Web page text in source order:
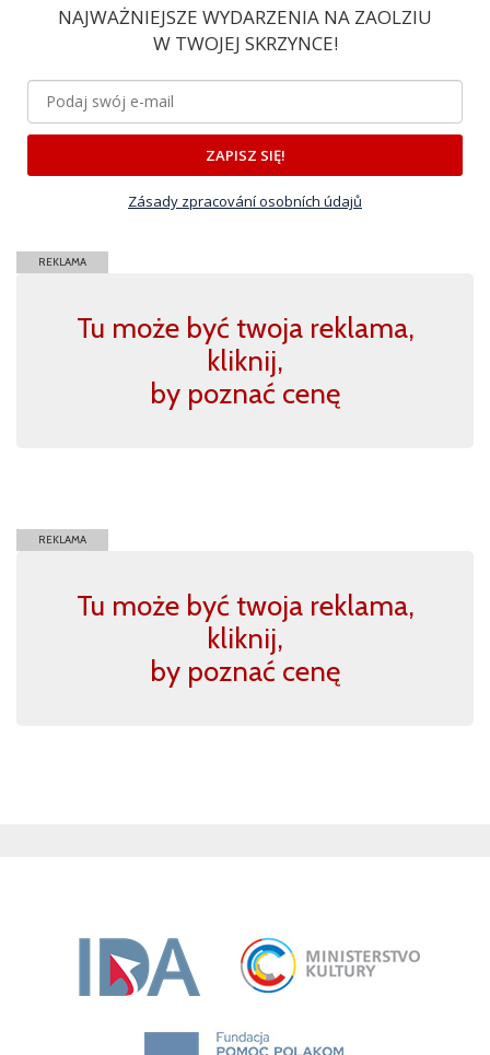
NAJWAŻNIEJSZE WYDARZENIA NA ZAOLZIU
W TWOJEJ SKRZYNCE!
ZAPISZ SIĘ!
Zásady zpracování osobních údajů
REKLAMA
Tu może być twoja reklama,
kliknij,
by poznać cenę
REKLAMA
Tu może być twoja reklama,
kliknij,
by poznać cenę